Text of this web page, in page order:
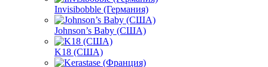
Invisibobble (Германия)
Johnson’s Baby (США)
K18 (США)